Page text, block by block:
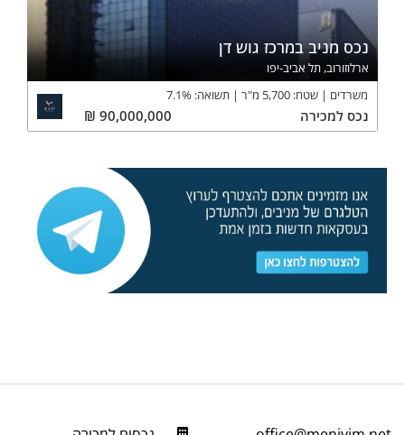
נכס מניב במרכז גוש דן
ארלוזורוב, תל אביב-יפו
משרדים
שטח: 5,700 מ"ר תשואה: 7.1%
נכס למכירה 90,000,000
₪